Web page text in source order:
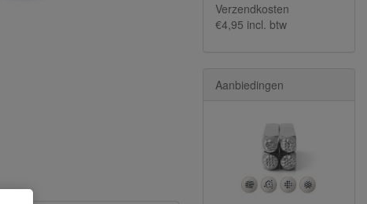
Verzendkosten
€4,95 incl. btw
Aanbiedingen